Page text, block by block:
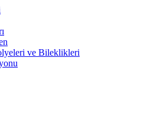
ve Bileklikleri